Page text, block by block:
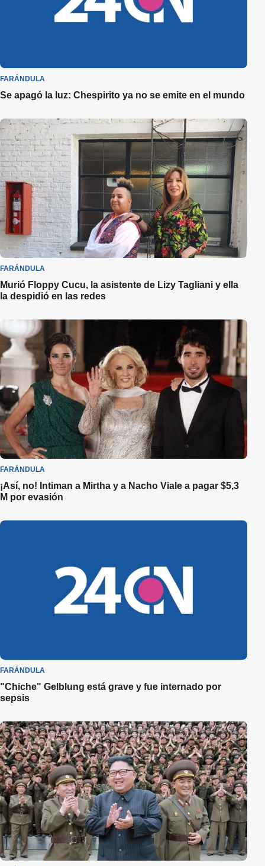
FARÁNDULA
Se apagó la luz: Chespirito ya no se emite en el mundo
FARÁNDULA
Murió Floppy Cucu, la asistente de Lizy Tagliani y ella
la despidió en las redes
FARÁNDULA
¡Así, no! Intiman a Mirtha y a Nacho Viale a pagar $5,3
M por evasión
FARÁNDULA
"Chiche" Gelblung está grave y fue internado por
sepsis